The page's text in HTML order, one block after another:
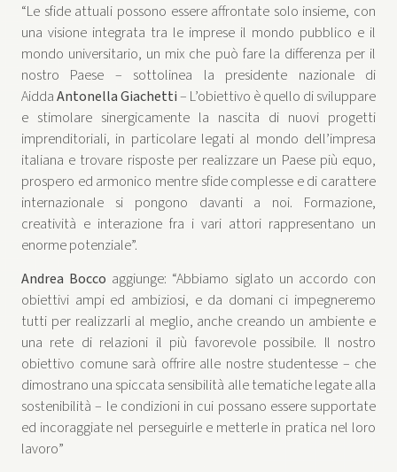
“Le sfide attuali possono essere affrontate solo insieme, con
una visione integrata tra le imprese il mondo pubblico e il
mondo universitario, un mix che può fare la differenza per il
nostro Paese – sottolinea la presidente nazionale di
AiddaAntonella Giachetti– L’obiettivo è quello di sviluppare
e stimolare sinergicamente la nascita di nuovi progetti
imprenditoriali, in particolare legati al mondo dell’impresa
italiana e trovare risposte per realizzare un Paese più equo,
prospero ed armonico mentre sfide complesse e di carattere
internazionale si pongono davanti a noi. Formazione,
creatività e interazione fra i vari attori rappresentano un
enorme potenziale”.
Andrea Bocco aggiunge: “Abbiamo siglato un accordo con
obiettivi ampi ed ambiziosi, e da domani ci impegneremo
tutti per realizzarli al meglio, anche creando un ambiente e
una rete di relazioni il più favorevole possibile. Il nostro
obiettivo comune sarà offrire alle nostre studentesse – che
dimostrano una spiccata sensibilità alle tematiche legate alla
sostenibilità – le condizioni in cui possano essere supportate
ed incoraggiate nel perseguirle e metterle in pratica nel loro
lavoro”